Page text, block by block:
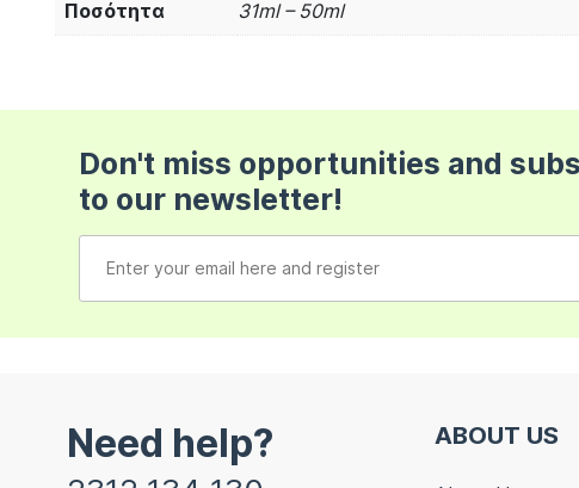
Ποσότητα 31ml – 50ml
Don't miss opportunities and
to our newsletter!
Need help? ABOUT US